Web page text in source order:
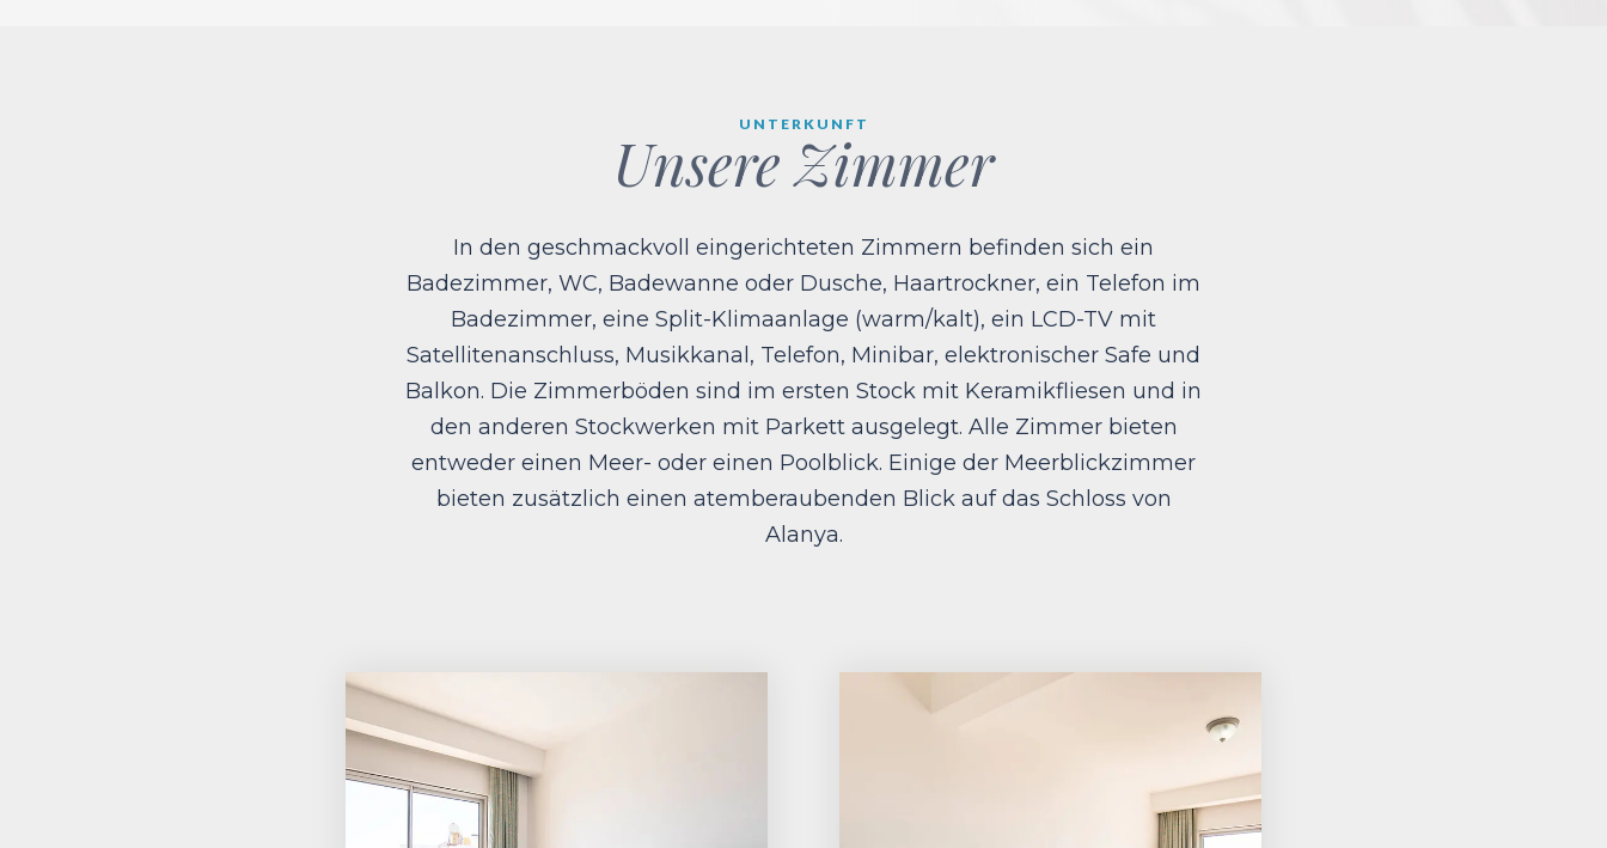
UNTERKUNFT
Unsere Zimmer
In den geschmackvoll eingerichteten Zimmern befinden sich ein
Badezimmer, WC, Badewanne oder Dusche, Haartrockner, ein Telefon im
Badezimmer, eine Split-Klimaanlage (warm/kalt), ein LCD-TV mit
Satellitenanschluss, Musikkanal, Telefon, Minibar, elektronischer Safe und
Balkon. Die Zimmerböden sind im ersten Stock mit Keramikfliesen und in
den anderen Stockwerken mit Parkett ausgelegt. Alle Zimmer bieten
entweder einen Meer- oder einen Poolblick. Einige der Meerblickzimmer
bieten zusätzlich einen atemberaubenden Blick auf das Schloss von
Alanya.